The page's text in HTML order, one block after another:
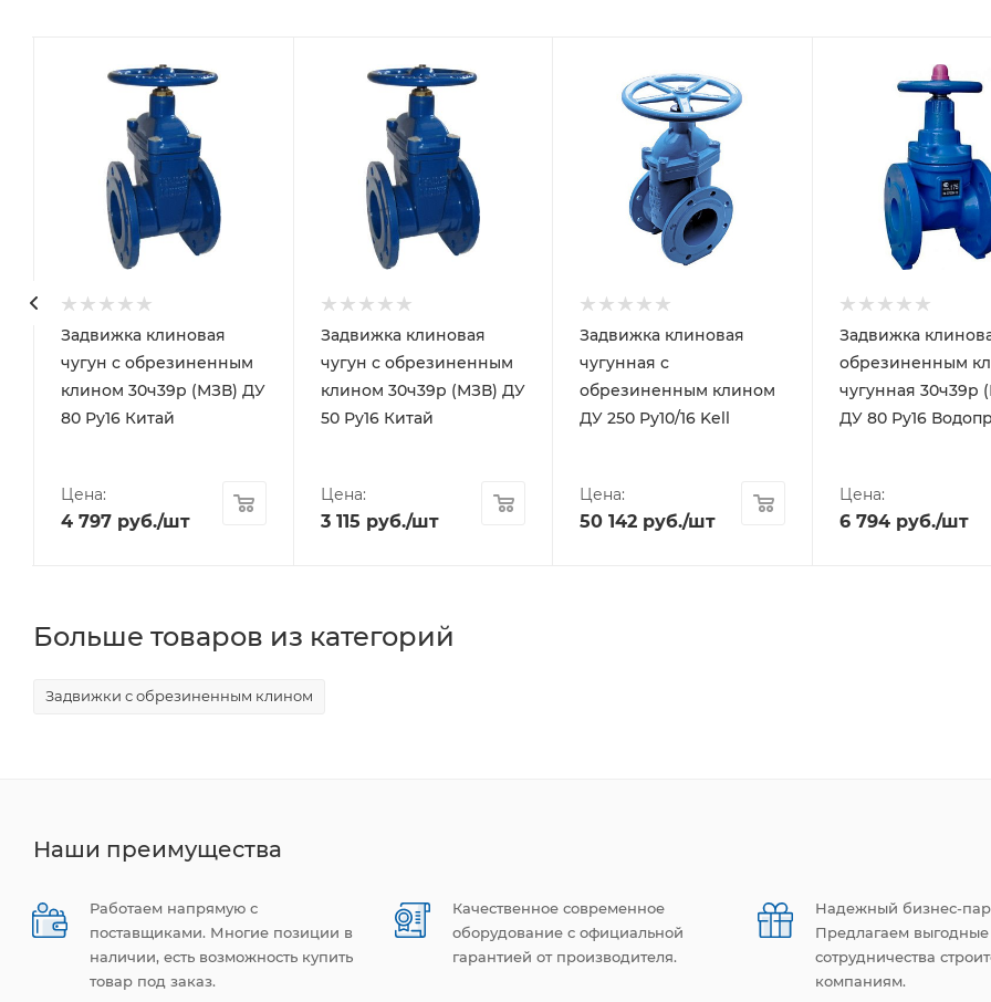
Задвижка клиновая
чугун с обрезиненным
клином 30ч39р (МЗВ) ДУ
80 Ру16 Китай
Цена:
4 797руб./шт
Задвижка клиновая
чугун с обрезиненным
клином 30ч39р (МЗВ) ДУ
50 Ру16 Китай
Цена:
3 115 руб./шт
Задвижка клиновая
чугунная с
обрезиненным клином
ДУ 250 Ру10/16 Kell
Цена:
50 142 руб./шт
Задвижка
обрезиненным
чугунная 30ч39р
ДУ 80 Ру16
Цена:
6 794 руб./шт
Больше товаров из категорий
Задвижки с обрезиненным клином
Наши преимущества
Работаем напрямую с
поставщиками. Многие позиции в
наличии, есть возможность купить
товар под заказ.
Качественное современное
оборудование с официальной
гарантией от производителя.
Надежный бизнес-
Предлагаем выгодные
сотрудничества
компаниям.